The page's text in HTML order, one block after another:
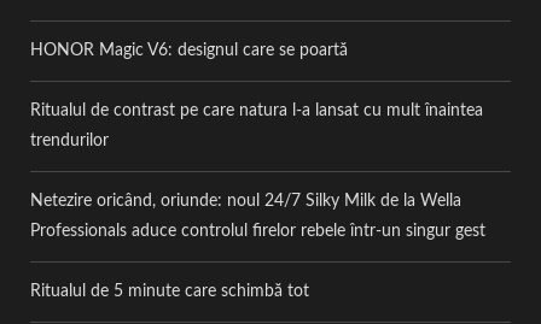
HONOR Magic V6: designul care se poartă
Ritualul de contrast pe care natura l-a lansat cu mult înaintea
trendurilor
Netezire oricând, oriunde: noul 24/7 Silky Milk de la Wella
Professionals aduce controlul firelor rebele într-un singur gest
Ritualul de 5 minute care schimbă tot